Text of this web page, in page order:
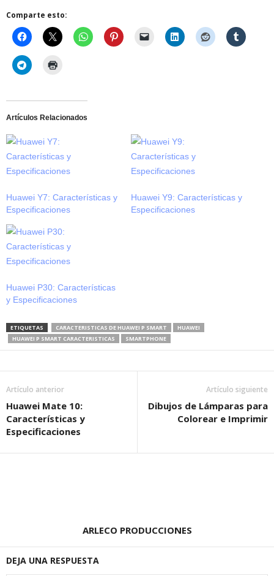
Comparte esto:
Artículos Relacionados
Huawei Y7: Características y
Especificaciones
Huawei Y9: Características y
Especificaciones
Huawei P30: Características
y Especificaciones
ETIQUETAS CARACTERISTICAS DE HUAWEI P SMART
HUAWEI
HUAWEI P SMART CARACTERISTICAS
SMARTPHONE
Artículo anterior
Huawei Mate 10:
Características y
Especificaciones
Artículo siguiente
Dibujos de Lámparas para
Colorear e Imprimir
ARLECO PRODUCCIONES
DEJA UNA RESPUESTA